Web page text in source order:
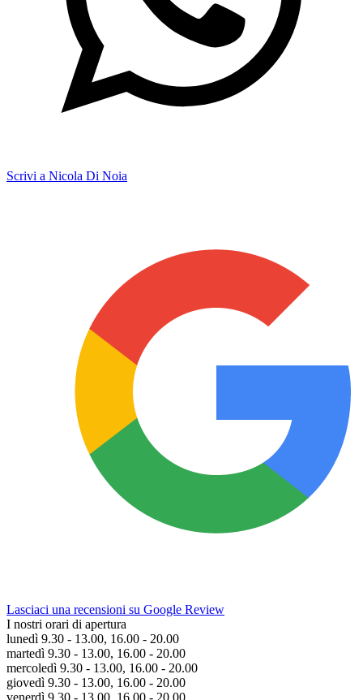
Scrivi a Nicola Di Noia
Lasciaci una recensioni su Google Review
I nostri orari di apertura
lunedì 9.30 - 13.00, 16.00 - 20.00
martedì 9.30 - 13.00, 16.00 - 20.00
mercoledì 9.30 - 13.00, 16.00 - 20.00
giovedì 9.30 - 13.00, 16.00 - 20.00